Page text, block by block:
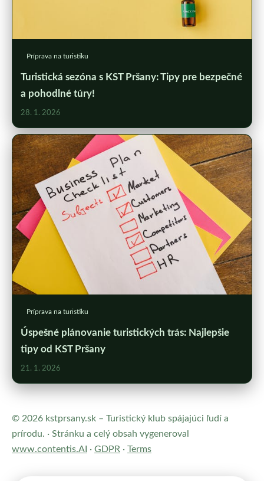
Príprava na turistiku
Turistická sezóna s KST Pršany: Tipy pre bezpečné
a pohodlné túry!
28. 1. 2026
Príprava na turistiku
Úspešné plánovanie turistických trás: Najlepšie
tipy od KST Pršany
21. 1. 2026
© 2026 kstprsany.sk – Turistický klub spájajúci ľudí a
prírodu. · Stránku a celý obsah vygeneroval
www.contentis.AI · GDPR · Terms